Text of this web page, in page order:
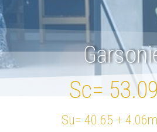
Sc=
Su= 40.65 +